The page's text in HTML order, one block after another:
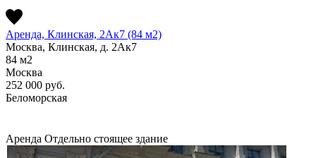
Аренда, Клинская, 2Ак7 (84 м2)
Москва, Клинская, д. 2Ак7
84 м2
Москва
252 000 руб.
Беломорская
Аренда Отдельно стоящее здание